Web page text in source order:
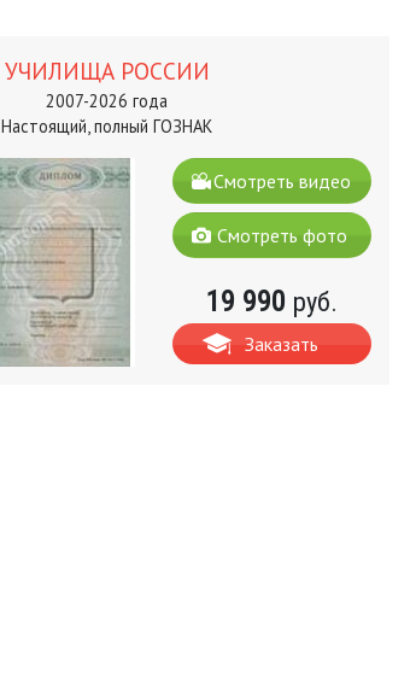
УЧИЛИЩА РОССИИ
2007-2026 года
Настоящий, полный ГОЗНАК
Смотреть видео
Смотреть фото
19 990 руб.
Заказать